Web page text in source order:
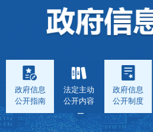
政府信息
公开指南
法定主动
公开内容
政府信息
公开制度